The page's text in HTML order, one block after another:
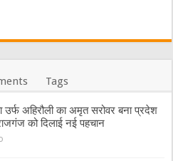
Tags
अहिरौली का अमृत सरोवर बना प्रदेश
को दिलाई नई पहचान